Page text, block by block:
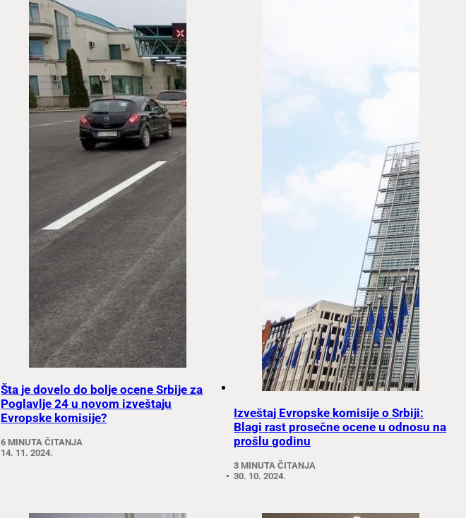
Šta je dovelo do bolje ocene Srbije za
Poglavlje 24 u novom izveštaju
Evropske komisije?
6 MINUTA ČITANJA
14. 11. 2024.
Izveštaj Evropske komisije o Srbiji:
Blagi rast prosečne ocene u odnosu na
prošlu godinu
3 MINUTA ČITANJA
30. 10. 2024.